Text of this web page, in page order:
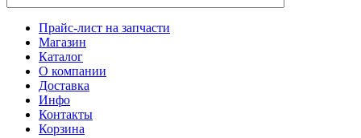
Прайс-лист на запчасти
Магазин
Каталог
О компании
Доставка
Инфо
Контакты
Корзина